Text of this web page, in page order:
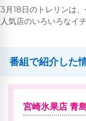
3月18日のトレリンは
人気店のいろいろなイ
番組で紹介した
宮崎氷果店 青